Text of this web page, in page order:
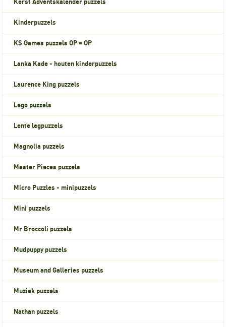
Kerst Adventskalender puzzels
Kinderpuzzels
KS Games puzzels OP = OP
Lanka Kade - houten kinderpuzzels
Laurence King puzzels
Lego puzzels
Lente legpuzzels
Magnolia puzzels
Master Pieces puzzels
Micro Puzzles - minipuzzels
Mini puzzels
Mr Broccoli puzzels
Mudpuppy puzzels
Museum and Galleries puzzels
Muziek puzzels
Nathan puzzels